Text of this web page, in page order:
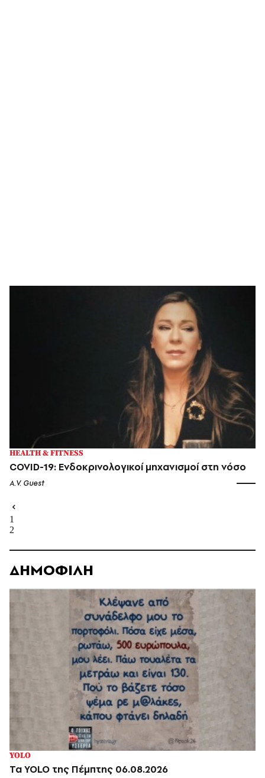
HEALTH & FITNESS
COVID-19: Ενδοκρινολογικοί μηχανισμοί στη νόσο
A.V. Guest
1
2
ΔΗΜΟΦΙΛΗ
YOLO
Τα YOLO της Πέμπτης 06.08.2026